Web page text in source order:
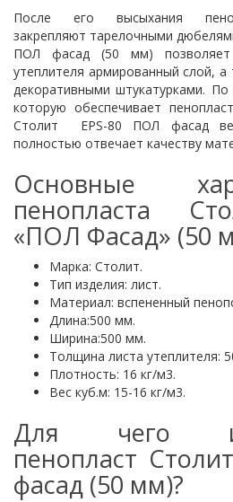
После его высыхания
закрепляют тарелочными
ПОЛ фасад (50 мм) позволяет
утеплителя армированный слой,
декоративными штукатурками.
которую обеспечивает
Столит EPS-80 ПОЛ фасад
полностью отвечает качеству
Основные
пенопласта
«ПОЛ Фасад» (50
Марка: Столит.
Тип изделия: лист.
Материал: вспененный
Длина:500 мм.
Ширина:500 мм.
Толщина листа утеплителя:
Плотность: 16 кг/м3.
Вес куб.м: 15-16 кг/м3.
Для чего
пенопласт
фасад (50 мм)?